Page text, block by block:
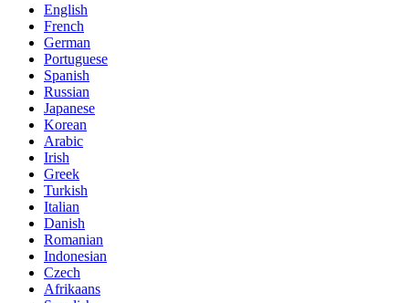
English
French
German
Portuguese
Spanish
Russian
Japanese
Korean
Arabic
Irish
Greek
Turkish
Italian
Danish
Romanian
Indonesian
Czech
Afrikaans